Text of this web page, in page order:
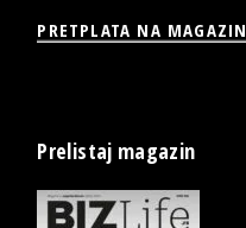
PRETPLATA NA MAGAZIN
Prelistaj magazin